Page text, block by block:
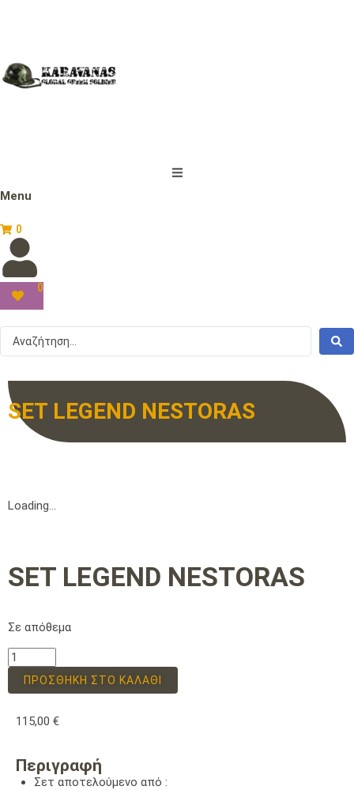
Menu
0
0
SET LEGEND NESTORAS
Loading...
SET LEGEND NESTORAS
Σε απόθεμα
ΠΡΟΣΘΉΚΗ ΣΤΟ ΚΑΛΆΘΙ
115,00 €
Περιγραφή
Σετ αποτελούμενο από :